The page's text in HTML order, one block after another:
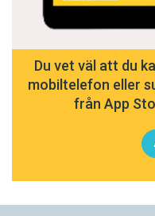
Du vet väl att du
mobiltelefon eller
från App